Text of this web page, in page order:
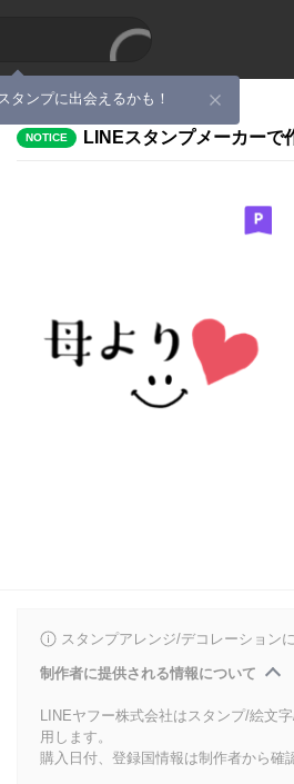
タンプに出会えるかも！
NOTICE LINEスタンプメーカーで
スタンプアレンジ/デコレーション
制作者に提供される情報について
LINEヤフー株式会社はスタンプ/絵文
用します。
購入日付、登録国情報は制作者から確